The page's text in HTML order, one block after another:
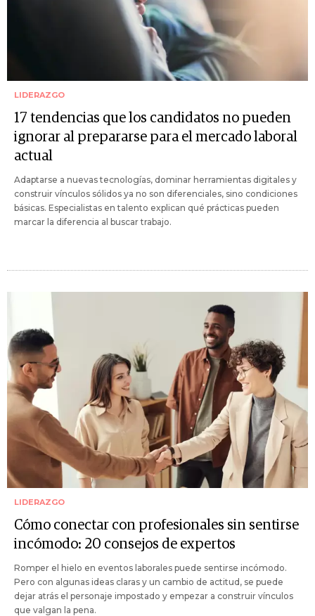
LIDERAZGO
17 tendencias que los candidatos no pueden
ignorar al prepararse para el mercado laboral
actual
Adaptarse a nuevas tecnologías, dominar herramientas digitales y
construir vínculos sólidos ya no son diferenciales, sino condiciones
básicas. Especialistas en talento explican qué prácticas pueden
marcar la diferencia al buscar trabajo.
LIDERAZGO
Cómo conectar con profesionales sin sentirse
incómodo: 20 consejos de expertos
Romper el hielo en eventos laborales puede sentirse incómodo.
Pero con algunas ideas claras y un cambio de actitud, se puede
dejar atrás el personaje impostado y empezar a construir vínculos
que valgan la pena.